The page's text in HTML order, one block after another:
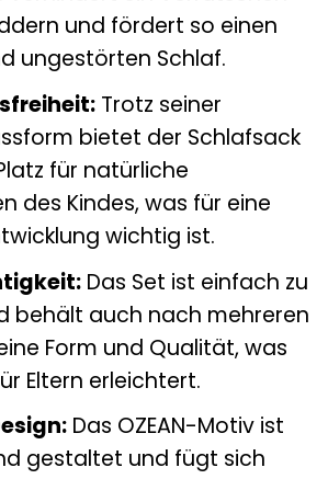
und fördert so einen
ungestörten Schlaf.
Trotz seiner
bietet der Schlafsack
für natürliche
des Kindes, was für eine
wichtig ist.
Das Set ist einfach zu
behält auch nach mehreren
Form und Qualität, was
Eltern erleichtert.
Das OZEAN-Motiv ist
gestaltet und fügt sich